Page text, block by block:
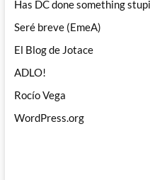
Has DC done something
Seré breve (EmeA)
El Blog de Jotace
ADLO!
Rocío Vega
WordPress.org